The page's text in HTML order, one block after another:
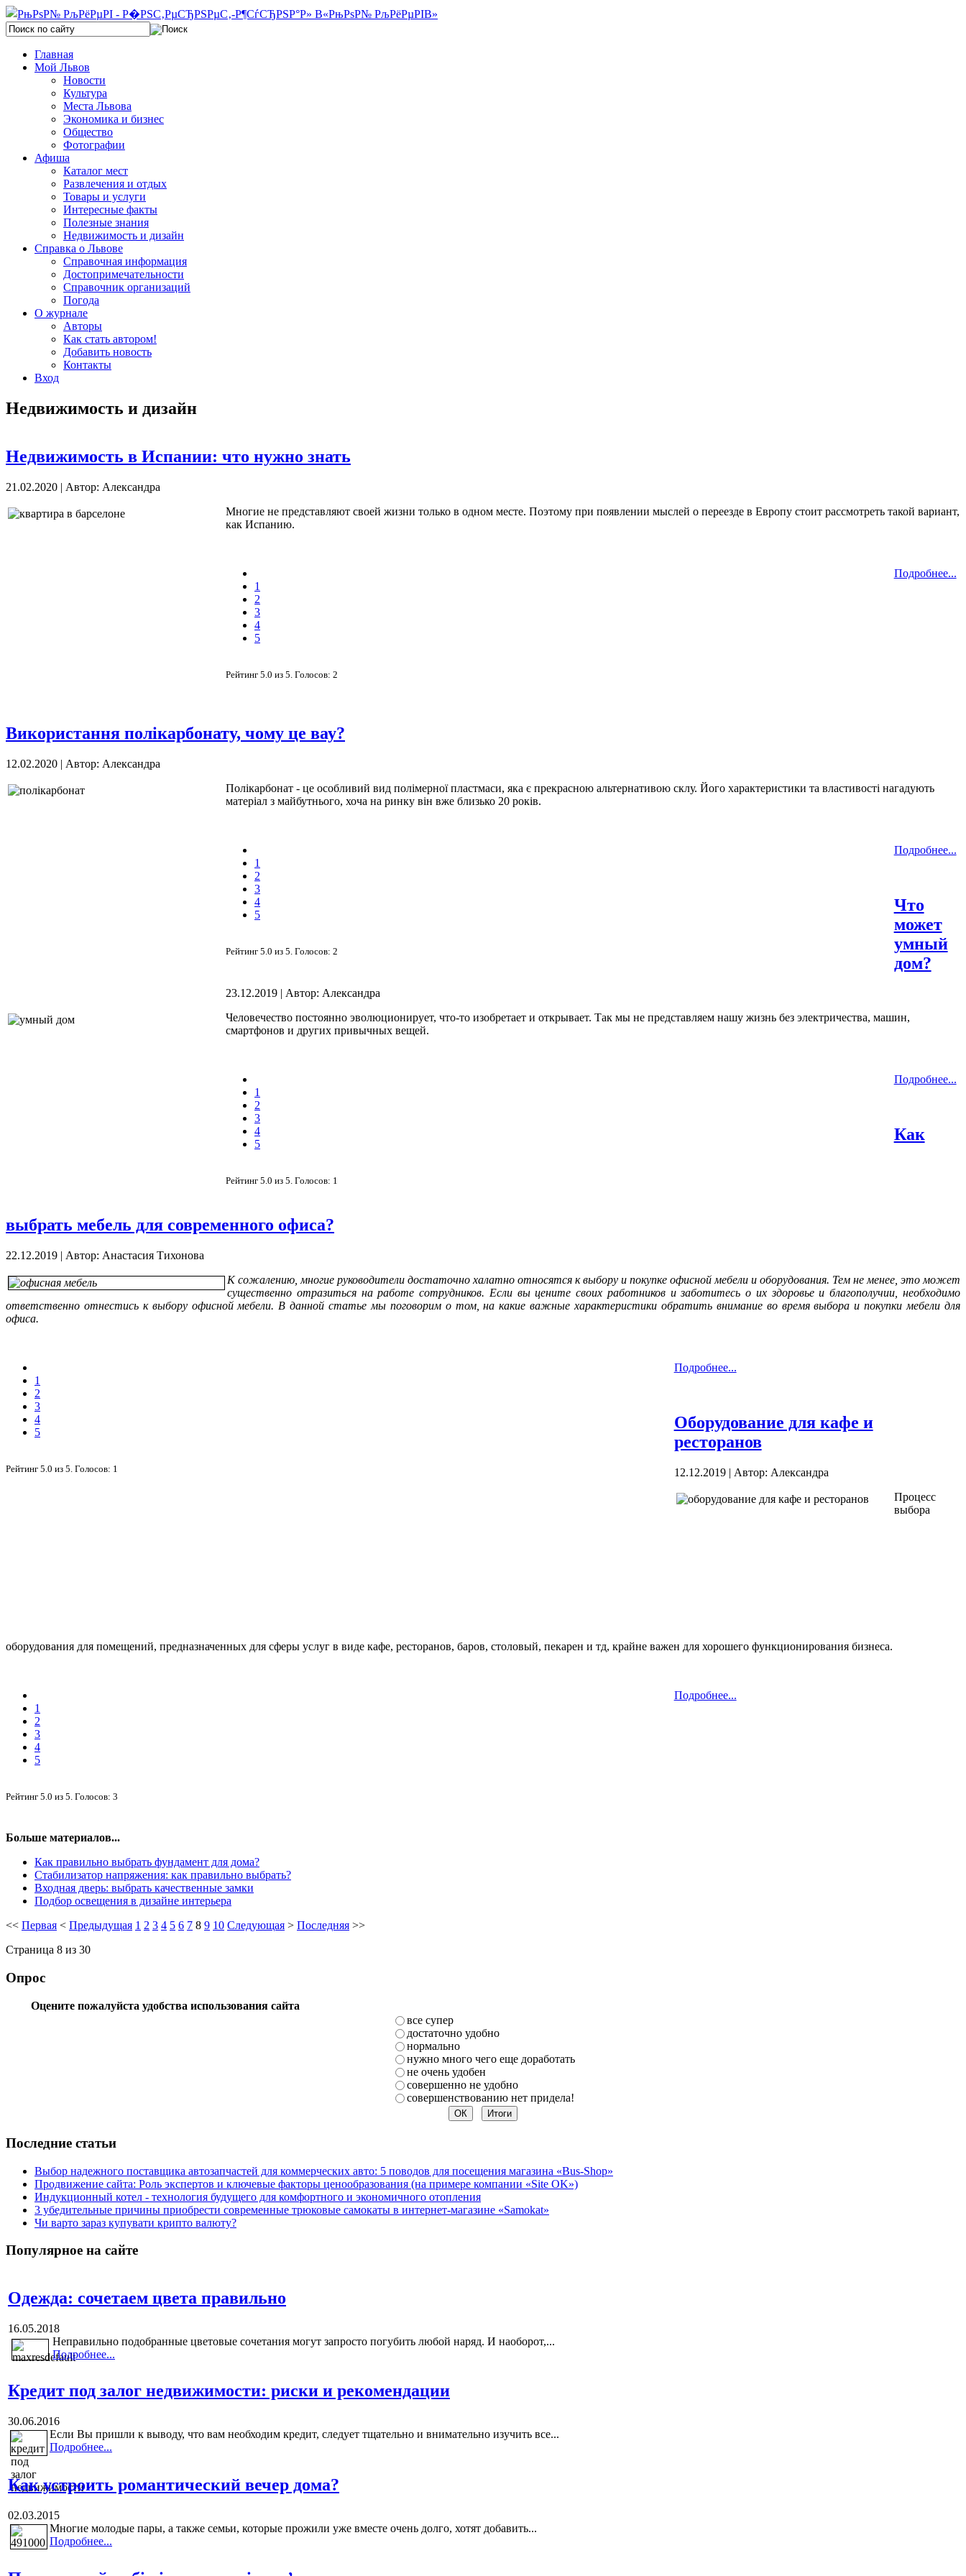
Главная
Мой Львов
Новости
Культура
Места Львова
Экономика и бизнес
Общество
Фотографии
Афиша
Каталог мест
Развлечения и отдых
Товары и услуги
Интересные факты
Полезные знания
Недвижимость и дизайн
Справка о Львове
Справочная информация
Достопримечательности
Справочник организаций
Погода
О журнале
Авторы
Как стать автором!
Добавить новость
Контакты
Вход
Недвижимость и дизайн
Недвижимость в Испании: что нужно знать
21.02.2020 | Автор: Александра
Многие не представляют своей жизни только в одном месте. Поэтому при появлении мыслей о переезде в Европу стоит рассмотреть такой вариант,
как Испанию.
1
2
3
4
5
Рейтинг 5.0 из 5 . Голосов: 2
Подробнее...
Використання полікарбонату, чому це вау?
12.02.2020 | Автор: Александра
Полікарбонат - це особливий вид полімерної пластмаси, яка є прекрасною альтернативою склу. Його характеристики та властивості нагадують
матеріал з майбутнього, хоча на ринку він вже близько 20 років.
1
2
3
4
5
Рейтинг 5.0 из 5 . Голосов: 2
Подробнее...
Что
может
умный
дом?
23.12.2019 | Автор: Александра
Человечество постоянно эволюционирует, что-то изобретает и открывает. Так мы не представляем нашу жизнь без электричества, машин,
смартфонов и других привычных вещей.
1
2
3
4
5
Рейтинг 5.0 из 5. Голосов: 1
Подробнее...
Как
выбрать мебель для современного офиса?
22.12.2019 | Автор: Анастасия Тихонова
К сожалению, многие руководители достаточно халатно относятся к выбору и покупке офисной мебели и оборудования. Тем не менее, это может
существенно отразиться на работе сотрудников. Если вы цените своих работников и заботитесь о их здоровье и благополучии, необходимо
ответственно отнестись к выбору офисной мебели. В данной статье мы поговорим о том, на какие важные характеристики обратить внимание во время выбора и покупки мебели для
офиса.
1
2
3
4
5
Рейтинг 5.0 из 5. Голосов: 1
Подробнее...
Оборудование для кафе и
ресторанов
12.12.2019| Автор: Александра
Процесс
выбора
оборудования для помещений, предназначенных для сферы услуг в виде кафе, ресторанов, баров, столовый, пекарен и тд, крайне важен для хорошего функционирования бизнеса.
1
2
3
4
5
Рейтинг 5.0 из 5. Голосов: 3
Подробнее...
Больше материалов...
Как правильно выбрать фундамент для дома?
Стабилизатор напряжения: как правильно выбрать?
Входная дверь: выбрать качественные замки
Подбор освещения в дизайне интерьера
<< Первая < Предыдущая 1 2 3 4 5 6 7 8 9 10 Следующая > Последняя >>
Страница 8 из 30
Опрос
Оцените пожалуйста удобства использования сайта
все супер
достаточно удобно
нормально
нужно много чего еще доработать
не очень удобен
совершенно не удобно
совершенствованию нет придела!
Последние статьи
Выбор надежного поставщика автозапчастей для коммерческих авто: 5 поводов для посещения магазина «Bus-Shop»
Продвижение сайта: Роль экспертов и ключевые факторы ценообразования (на примере компании «Site OK»)
Индукционный котел - технология будущего для комфортного и экономичного отопления
3 убедительные причины приобрести современные трюковые самокаты в интернет-магазине «Samokat»
Чи варто зараз купувати крипто валюту?
Популярное на сайте
Одежда: сочетаем цвета правильно
16.05.2018
Неправильно подобранные цветовые сочетания могут запросто погубить любой наряд. И наоборот,...
Подробнее...
Кредит под залог недвижимости: риски и рекомендации
30.06.2016
Если Вы пришли к выводу, что вам необходим кредит, следует тщательно и внимательно изучить все...
Подробнее...
Как устроить романтический вечер дома?
02.03.2015
Многие молодые пары, а также семьи, которые прожили уже вместе очень долго, хотят добавить...
Подробнее...